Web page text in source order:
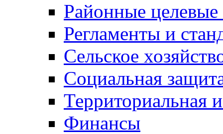
Районные
Регламенты и
Сельское
Социальная
Территориальная
Финансы